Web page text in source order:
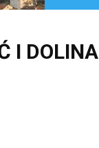
I DOLINA